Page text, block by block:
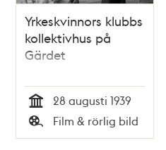
Yrkeskvinnors klubbs
kollektivhus på
Gärdet
Tid
28 augusti 1939
Typ
Film & rörlig bild